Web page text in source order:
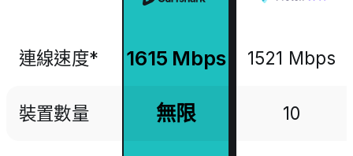
連線速度* 1615 Mbps 1521 Mbps
裝置數量 無限 10